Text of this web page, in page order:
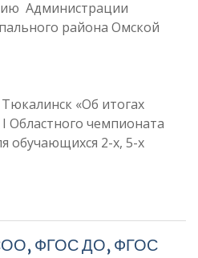
Администрации
района Омской
г.
«Об итогах
Областного чемпионата
обучающихся 2-х, 5-х
ФГОС ДО, ФГОС